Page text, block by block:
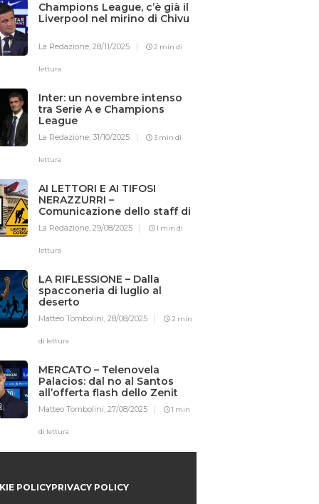
Champions League, c’è già il
Liverpool nel mirino di Chivu
La Redazione, 28/11/2025 2 min di
lettura
Inter: un novembre intenso
tra Serie A e Champions
League
La Redazione, 31/10/2025 3 min di
lettura
AI LETTORI E AI TIFOSI
NERAZZURRI –
Comunicazione dello staff di
Iotifointer.it
La Redazione, 29/08/2025 1 min di
lettura
LA RIFLESSIONE – Dalla
spacconeria di luglio al
deserto
Matteo Tombolini, 28/08/2025 2 min
di lettura
MERCATO – Telenovela
Palacios: dal no al Santos
all’offerta flash dello Zenit
Matteo Tombolini, 27/08/2025 1 min
di lettura
POLICYPRIVACY POLICY